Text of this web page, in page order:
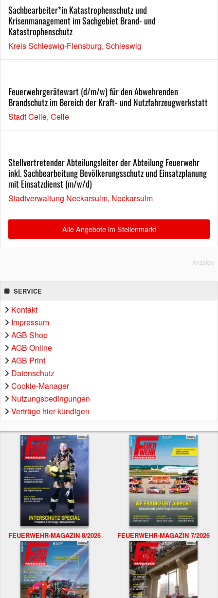
Sachbearbeiter*in Katastrophenschutz und
Krisenmanagement im Sachgebiet Brand- und
Katastrophenschutz
Kreis Schleswig-Flensburg, Schleswig
Feuerwehrgerätewart (d/m/w) für den Abwehrenden
Brandschutz im Bereich der Kraft- und Nutzfahrzeugwerkstatt
Stadt Celle, Celle
Stellvertretender Abteilungsleiter der Abteilung Feuerwehr
inkl. Sachbearbeitung Bevölkerungsschutz und Einsatzplanung
mit Einsatzdienst (m/w/d)
Stadtverwaltung Neckarsulm, Neckarsulm
Alle Angebote im Stellenmarkt
Anzeige
SERVICE
Kontakt
Impressum
AGB Shop
AGB Online
AGB Print
Datenschutz
Cookie-Manager
Nutzungsbedingungen
Verträge hier kündigen
FEUERWEHR-MAGAZIN 8/2026 FEUERWEHR-MAGAZIN 7/2026